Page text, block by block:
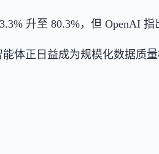
升至 80.3%，但 OpenAI
体正日益成为规模化数据质量